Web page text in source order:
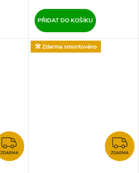
PŘIDAT DO KOŠÍKU
ZDARMA
ZDARMA
🛠️ Zdarma smontováno
ZDARMA